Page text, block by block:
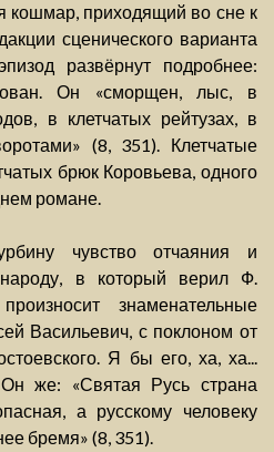
кошмар, приходящий во сне к
сценического варианта
развёрнут подробнее:
Он «сморщен, лыс, в
в клетчатых рейтузах, в
(8, 351). Клетчатые
брюк Коровьева, одного
романе.
чувство отчаяния и
в который верил Ф.
знаменательные
Васильевич, с поклоном от
Я бы его, ха, ха...
же: «Святая Русь страна
а русскому человеку
бремя» (8, 351).